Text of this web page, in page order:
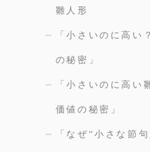
雛人形
「小さいのに高い
の秘密」
「小さいのに高い
価値の秘密」
「なぜ“小さな節